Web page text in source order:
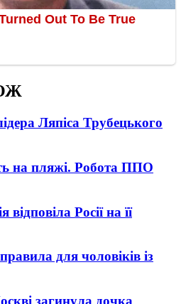
Ляпіса Трубецького
на пляжі. Робота ППО
Росії на її
для чоловіків із
загинула дочка